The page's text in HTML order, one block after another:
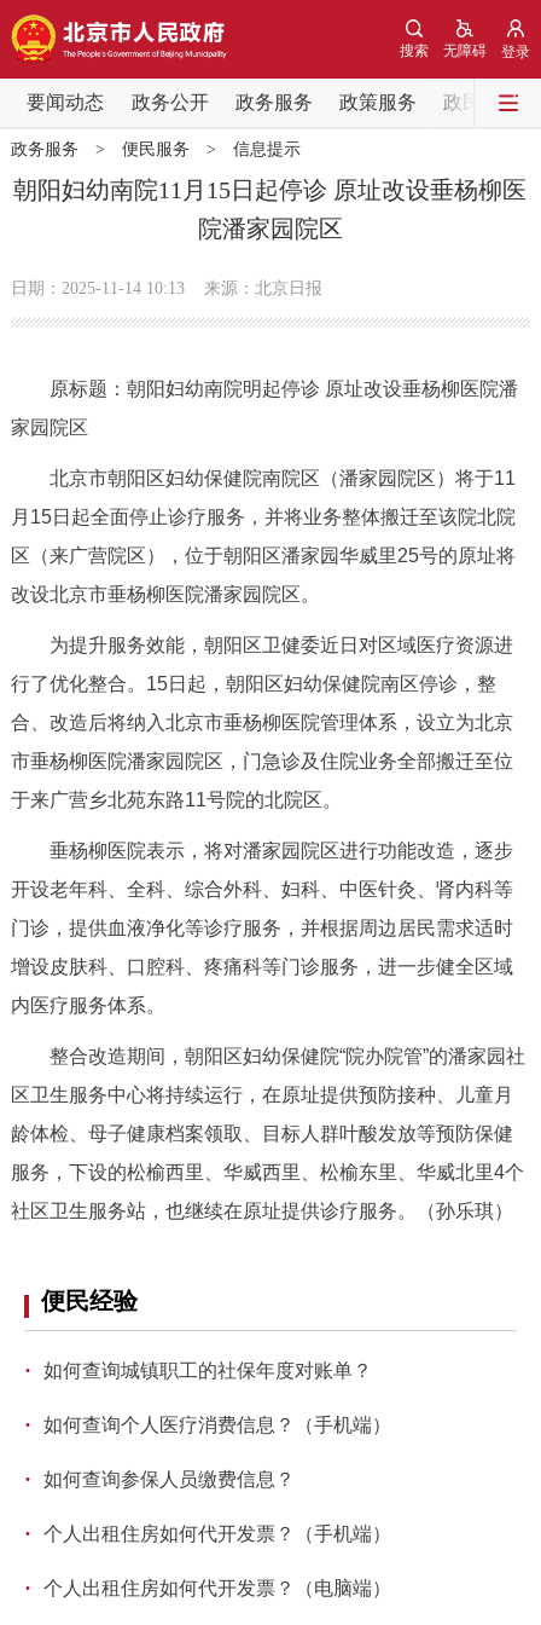
登录
无障碍
搜索
要闻动态 政务公开 政务服务 政策服务 政民互动
要闻动态
党中央精神 国务院信息
会议信息
市领导
专题公开
政务服务
个人服务 法人服务 部门服务
便民服务 利企服务 投资项目
中介服务 阳光政务
政民互动
12345网上接诉即办 我要咨询 我要建议
走进北京
多语种
DEUTSCH FRANÇAIS РУССКИЙ ЯЗЫК
ESPAÑOL العربية
政务服务 > 便民服务 > 信息提示
朝阳妇幼南院11月15日起停诊 原址改设垂杨柳医
院潘家园院区
日期：2025-11-14 10:13 来源：北京日报
原标题：朝阳妇幼南院明起停诊 原址改设垂杨柳医院潘
家园院区
北京市朝阳区妇幼保健院南院区（潘家园院区）将于11
月15日起全面停止诊疗服务，并将业务整体搬迁至该院北院
区（来广营院区），位于朝阳区潘家园华威里25号的原址将
改设北京市垂杨柳医院潘家园院区。
为提升服务效能，朝阳区卫健委近日对区域医疗资源进
行了优化整合。15日起，朝阳区妇幼保健院南区停诊，整
合、改造后将纳入北京市垂杨柳医院管理体系，设立为北京
市垂杨柳医院潘家园院区，门急诊及住院业务全部搬迁至位
于来广营乡北苑东路11号院的北院区。
垂杨柳医院表示，将对潘家园院区进行功能改造，逐步
开设老年科、全科、综合外科、妇科、中医针灸、肾内科等
门诊，提供血液净化等诊疗服务，并根据周边居民需求适时
增设皮肤科、口腔科、疼痛科等门诊服务，进一步健全区域
内医疗服务体系。
整合改造期间，朝阳区妇幼保健院“院办院管”的潘家园社
区卫生服务中心将持续运行，在原址提供预防接种、儿童月
龄体检、母子健康档案领取、目标人群叶酸发放等预防保健
服务，下设的松榆西里、华威西里、松榆东里、华威北里4个
社区卫生服务站，也继续在原址提供诊疗服务。（孙乐琪）
便民经验
· 如何查询城镇职工的社保年度对账单？
· 如何查询个人医疗消费信息？（手机端）
· 如何查询参保人员缴费信息？
· 个人出租住房如何代开发票？（手机端）
· 个人出租住房如何代开发票？（电脑端）